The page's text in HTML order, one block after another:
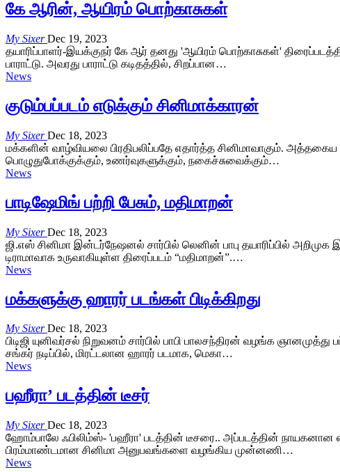
கே ஆரின், ஆயிரம் பொற்காசுகள்
My SixerDec 19, 2023
தயாரிப்பாளர்-இயக்குநர் கே ஆர் தனது 'ஆயிரம் பொற்காசுகள்'
பாராட்டு. அவரது பாராட்டு கடிதத்தில், சிறப்பான…
News
குடும்பப்படம் எடுக்கும் சினிமாக்காரன்
My SixerDec 18, 2023
மக்களின் வாழ்வியலை பிரதிபலிப்பதே எதார்த்த சினிமாவாகும்.
பொழுதுபோக்குக்கும், உணர்வுகளுக்கும், நகைச்சுவைக்கும்…
News
பாடிஷேமிங் பற்றி பேசும், மதிமாறன்
My SixerDec 18, 2023
ஜி.எஸ் சினிமா இன்டர்நேஷனல் சார்பில் லெனின் பாபு தயாரிப்பில்
டிராமாவாக உருவாகியுள்ள திரைப்படம் “மதிமாறன்”.…
News
மக்களுக்கு ஹாரர் படங்கள் பிடிக்கிறது
My SixerDec 18, 2023
பிடிஜி யுனிவர்சல் நிறுவனம் சார்பில் பாபி பாலசந்திரன் வழங்க
சங்கர் நடிப்பில், மிரட்டலான ஹாரர் படமாக, மெகா…
News
பஹீரா’ படத்தின் டீசர்
My SixerDec 18, 2023
ஹோம்பாலே ஃபிலிம்ஸ்- 'பஹீரா' படத்தின் டீசரை.. அப்படத்தின் நாயகனான ஸ்ரீ
பிரம்மாண்டமான சினிமா அனுபவங்களை வழங்கிய முன்னணி…
News